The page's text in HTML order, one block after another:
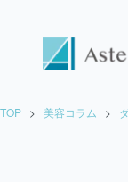
TOP > 美容コラム >